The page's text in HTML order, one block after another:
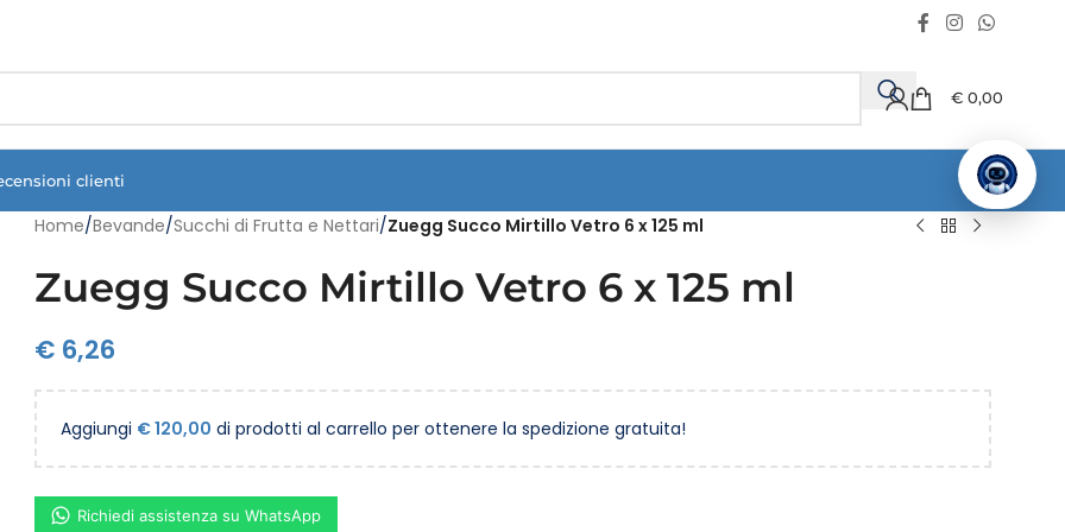
€ 0,00
clienti
Home/Bevande/Succhi di Frutta e Nettari/Zuegg Succo Mirtillo Vetro 6 x 125 ml
Zuegg Succo Mirtillo Vetro 6 x 125 ml
€ 6,26
Aggiungi €120,00 di prodotti al carrello per ottenere la spedizione gratuita!
Richiedi assistenza su WhatsApp